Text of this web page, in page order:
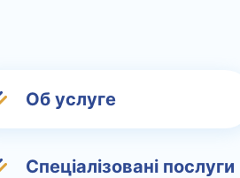
Об услуге
Спеціалізовані послуги